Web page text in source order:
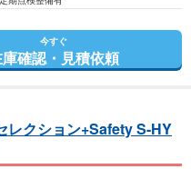
今すぐ
確認・見積依頼
レクション+Safety S-HY